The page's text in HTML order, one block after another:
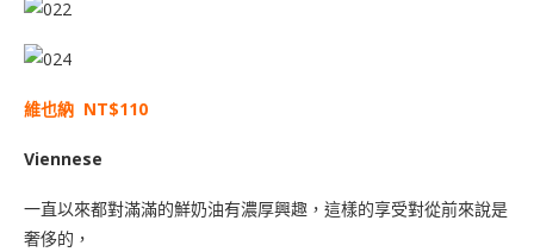
維也納 NT$110
Viennese
一直以來都對滿滿的鮮奶油有濃厚興趣，這樣的享受對從前來說是
奢侈的，